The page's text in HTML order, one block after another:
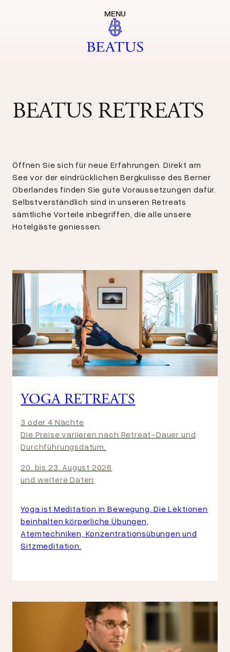
MENU
BEATUS RETREATS
Öffnen Sie sich für neue Erfahrungen. Direkt am
See vor der eindrücklichen Bergkulisse des Berner
Oberlandes finden Sie gute Voraussetzungen dafür.
Selbstverständlich sind in unseren Retreats
sämtliche Vorteile inbegriffen, die alle unsere
Hotelgäste geniessen.
YOGA RETREATS
3 oder 4 Nächte
Die Preise variieren nach Retreat-Dauer und
Durchführungsdatum.
20. bis 23. August 2026
und weitere Daten
Yoga ist Meditation in Bewegung. Die Lektionen
beinhalten körperliche Übungen,
Atemtechniken, Konzentrationsübungen und
Sitzmeditation.